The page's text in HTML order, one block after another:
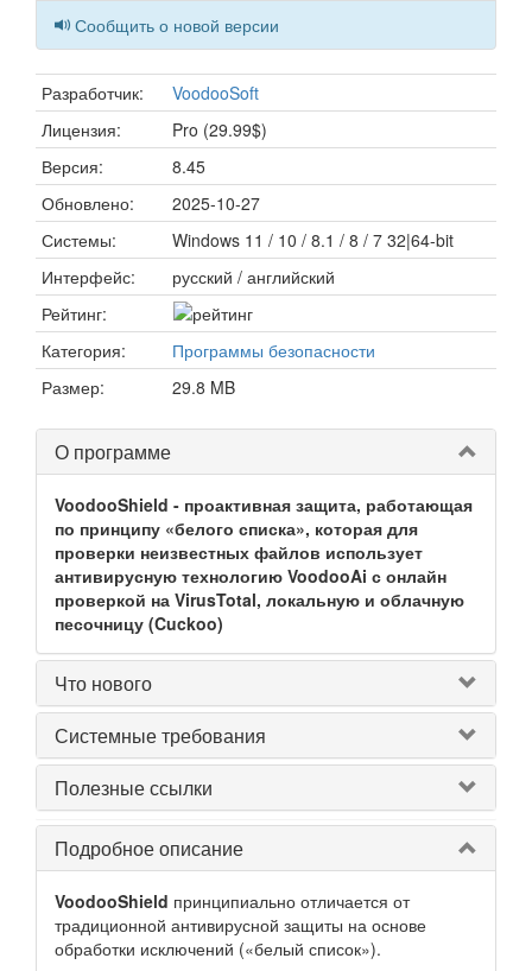
Сообщить о новой версии
Разработчик:
VoodooSoft
Лицензия:
Pro (29.99$)
Версия:
8.45
Обновлено:
2025-10-27
Системы:
Windows 11 / 10 / 8.1 / 8 / 7 32|64-bit
Интерфейс:
русский / английский
Рейтинг:
Категория:
Программы безопасности
Размер:
29.8 MB
О программе
VoodooShield - проактивная защита, работающая
по принципу «белого списка», которая для
проверки неизвестных файлов использует
антивирусную технологию VoodooAi с онлайн
проверкой на VirusTotal, локальную и облачную
песочницу (Cuckoo)
Что нового
Системные требования
Полезные ссылки
Подробное описание
VoodooShield принципиально отличается от
традиционной антивирусной защиты на основе
обработки исключений («белый список»).